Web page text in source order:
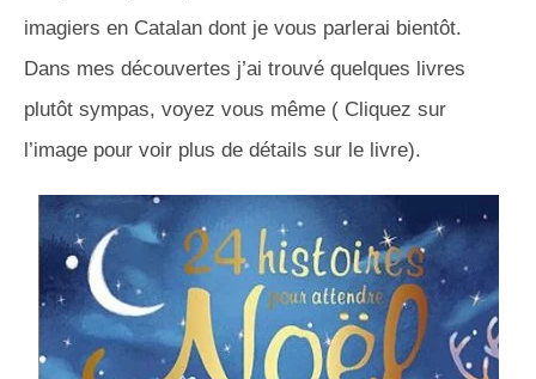
imagiers en Catalan dont je vous parlerai bientôt.
Dans mes découvertes j’ai trouvé quelques livres
plutôt sympas, voyez vous même ( Cliquez sur
l’image pour voir plus de détails sur le livre).